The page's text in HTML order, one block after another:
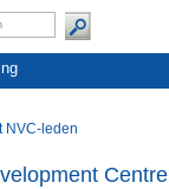
NVC-leden
Centre